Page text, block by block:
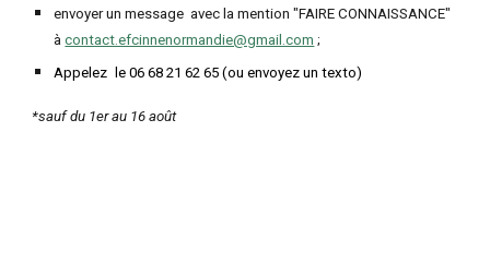
envoyer un message avec la mention "FAIRE CONNAISSANCE"
àcontact.efcinnenormandie@gmail.com ;
Appelez
le06 68 21 62 65 (ou envoyez un texto)
*sauf du 1er au 16 août